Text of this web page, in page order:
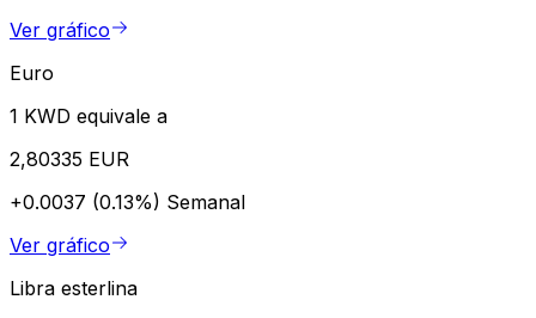
Ver gráfico
Euro
1 KWD equivale a
2,80335 EUR
+0.0037 (0.13%) Semanal
Ver gráfico
Libra esterlina